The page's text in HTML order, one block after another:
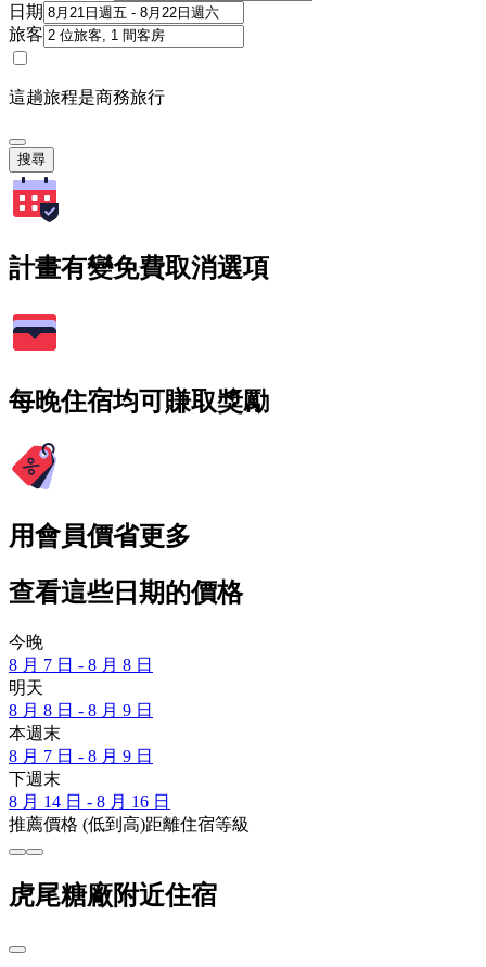
日期
旅客
這趟旅程是商務旅行
搜尋
計畫有變免費取消選項
每晚住宿均可賺取獎勵
用會員價省更多
查看這些日期的價格
今晚
8 月 7 日 - 8 月 8 日
明天
8 月 8 日 - 8 月 9 日
本週末
8 月 7 日 - 8 月 9 日
下週末
8 月 14 日 - 8 月 16 日
推薦價格 (低到高)距離住宿等級
虎尾糖廠附近住宿